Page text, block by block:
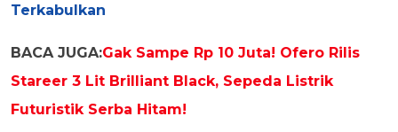
Terkabulkan
BACA JUGA:Gak Sampe Rp 10 Juta! Ofero Rilis
Stareer 3 Lit Brilliant Black, Sepeda Listrik
Futuristik Serba Hitam!